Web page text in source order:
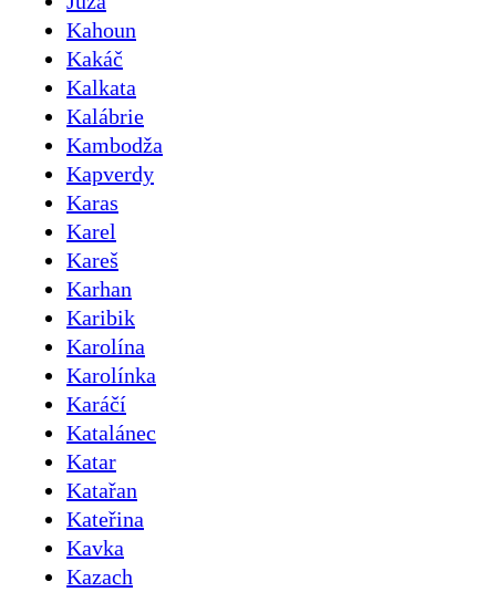
Kahoun
Kakáč
Kalkata
Kalábrie
Kambodža
Kapverdy
Karas
Karel
Kareš
Karhan
Karibik
Karolína
Karolínka
Karáčí
Katalánec
Katar
Katařan
Kateřina
Kavka
Kazach